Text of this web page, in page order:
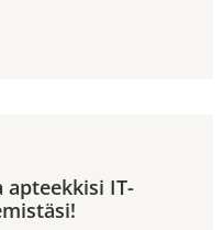
apteekkisi IT-